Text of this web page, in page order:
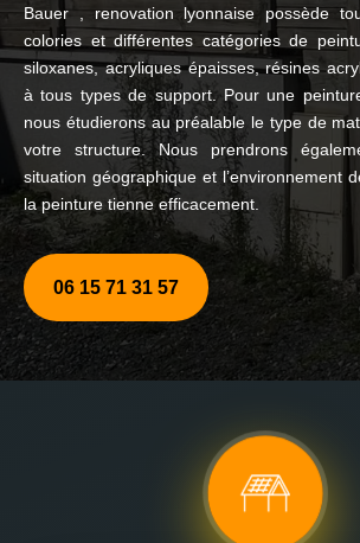
Bauer , renovation lyonnaise possède
colories et différentes catégories de
siloxanes, acryliques épaisses, résines
à tous types de support. Pour une
nous étudierons au préalable le type de
votre structure. Nous prendrons
situation géographique et l’environnement
la peinture tienne efficacement.
06 15 71 31 57